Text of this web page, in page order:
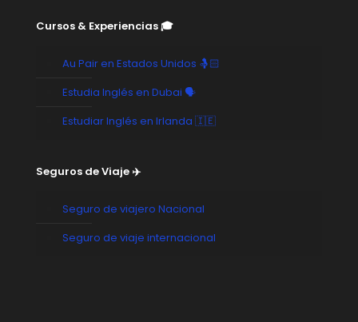
Cursos & Experiencias 🎓
Au Pair en Estados Unidos 🤱🏻
Estudia Inglés en Dubai 🗣️
Estudiar Inglés en Irlanda 🇮🇪
Seguros de Viaje ✈️
Seguro de viajero Nacional
Seguro de viaje internacional